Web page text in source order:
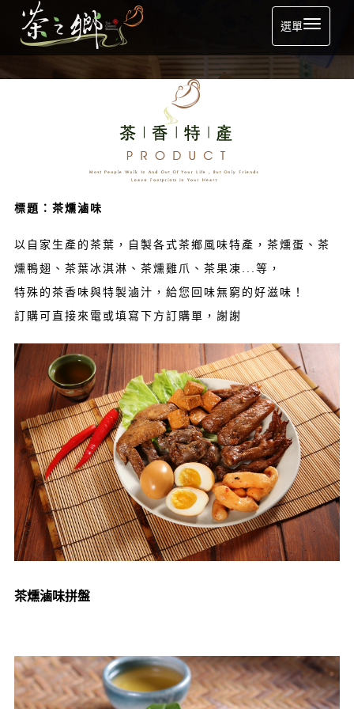
選單
標題：茶燻滷味
以自家生產的茶葉，自製各式茶鄉風味特產，茶燻蛋、茶
燻鴨翅、茶葉冰淇淋、茶燻雞爪、茶果凍...等，
特殊的茶香味與特製滷汁，給您回味無窮的好滋味！
訂購可直接來電或填寫下方訂購單，謝謝
茶燻滷味拼盤